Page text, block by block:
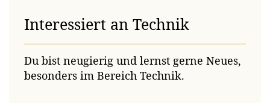
Interessiert an Technik
Du bist neugierig und lernst gerne Neues,
besonders im Bereich Technik.